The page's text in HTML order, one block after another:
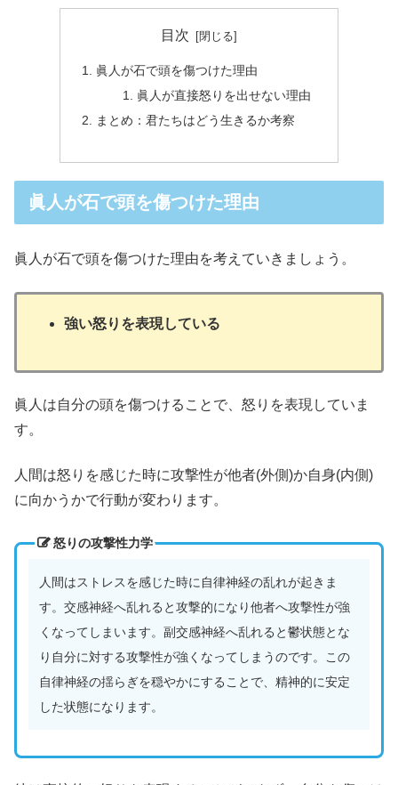
目次
眞人が石で頭を傷つけた理由
眞人が直接怒りを出せない理由
まとめ：君たちはどう生きるか考察
眞人が石で頭を傷つけた理由
眞人が石で頭を傷つけた理由を考えていきましょう。
強い怒りを表現している
眞人は自分の頭を傷つけることで、怒りを表現していま
す。
人間は怒りを感じた時に攻撃性が他者(外側)か自身(内側)
に向かうかで行動が変わります。
怒りの攻撃性力学
人間はストレスを感じた時に自律神経の乱れが起きま
す。交感神経へ乱れると攻撃的になり他者へ攻撃性が強
くなってしまいます。副交感神経へ乱れると鬱状態とな
り自分に対する攻撃性が強くなってしまうのです。この
自律神経の揺らぎを穏やかにすることで、精神的に安定
した状態になります。